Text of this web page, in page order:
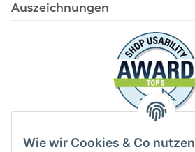
Wie wir Cookies & Co nutzen
Auszeichnungen